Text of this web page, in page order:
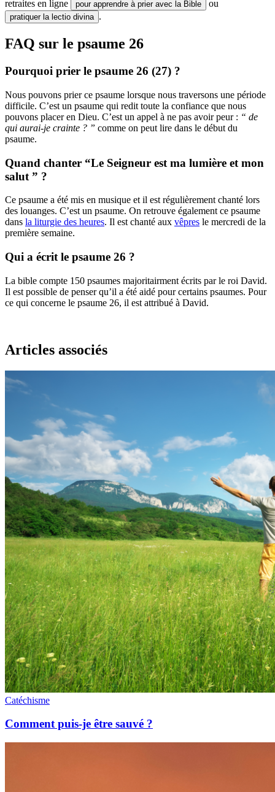
retraites en ligne pour apprendre à prier avec la Bible ou
pratiquer la lectio divina .
FAQ sur le psaume 26
Pourquoi prier le psaume 26 (27) ?
Nous pouvons prier ce psaume lorsque nous traversons une période
difficile. C’est un psaume qui redit toute la confiance que nous
pouvons placer en Dieu. C’est un appel à ne pas avoir peur : “ de
qui aurai-je crainte ? ” comme on peut lire dans le début du
psaume.
Quand chanter “Le Seigneur est ma lumière et mon
salut ” ?
Ce psaume a été mis en musique et il est régulièrement chanté lors
des louanges. C’est un psaume. On retrouve également ce psaume
dans la liturgie des heures. Il est chanté aux vêpres le mercredi de la
première semaine.
Qui a écrit le psaume 26 ?
La bible compte 150 psaumes majoritairment écrits par le roi David.
Il est possible de penser qu’il a été aidé pour certains psaumes. Pour
ce qui concerne le psaume 26, il est attribué à David.
Articles associés
Catéchisme
Comment puis-je être sauvé ?